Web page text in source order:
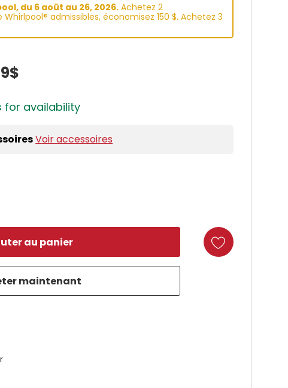
du 6 aoüt au 26, 2026.Achetez 2
admissibles, économisez 150 $. Achetez 3
for availability
Voir accessoires